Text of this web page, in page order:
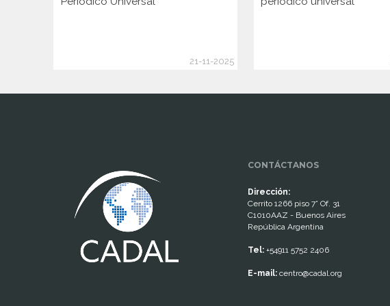
21-11-2025
CONTÁCTANOS
Dirección:
Cerrito 1266 piso 7° Of. 31
C1010AAZ - Buenos Aires
República Argentina
Tel: +54911 5752 2406
E-mail: centro@cadal.org